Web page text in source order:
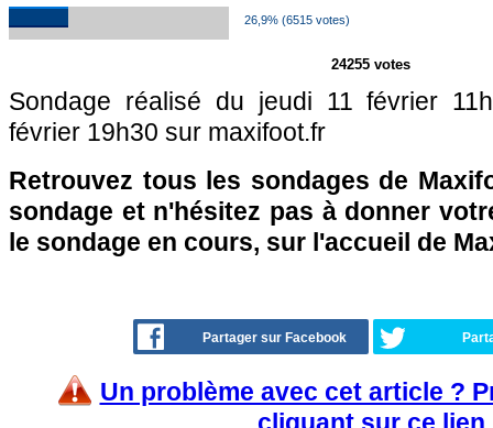
26,9% (6515 votes)
24255 votes
Sondage réalisé du jeudi 11 février
février 19h30 sur maxifoot.fr
Retrouvez tous les sondages de
sondage et n'hésitez pas à donner
le sondage en cours, sur l'accueil de
Partager sur Facebook
Un problème avec cet article ?